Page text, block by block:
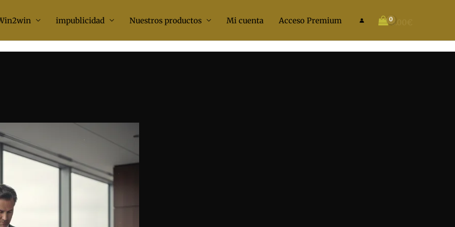
impublicidad Nuestros productos Mi cuenta Acceso Premium 0.00